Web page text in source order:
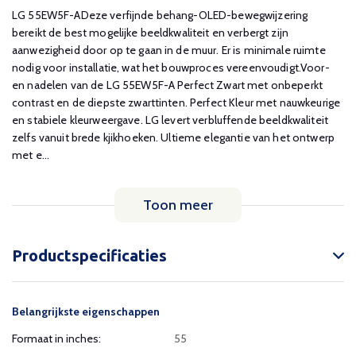
LG 55EW5F-ADeze verfijnde behang-OLED-bewegwijzering
bereikt de best mogelijke beeldkwaliteit en verbergt zijn
aanwezigheid door op te gaan in de muur. Er is minimale ruimte
nodig voor installatie, wat het bouwproces vereenvoudigt.Voor-
en nadelen van de LG 55EW5F-A Perfect Zwart met onbeperkt
contrast en de diepste zwarttinten. Perfect Kleur met nauwkeurige
en stabiele kleurweergave. LG levert verbluffende beeldkwaliteit
zelfs vanuit brede kjikhoeken. Ultieme elegantie van het ontwerp
met e...
Toon meer
Productspecificaties
Belangrijkste eigenschappen
Formaat in inches:
55